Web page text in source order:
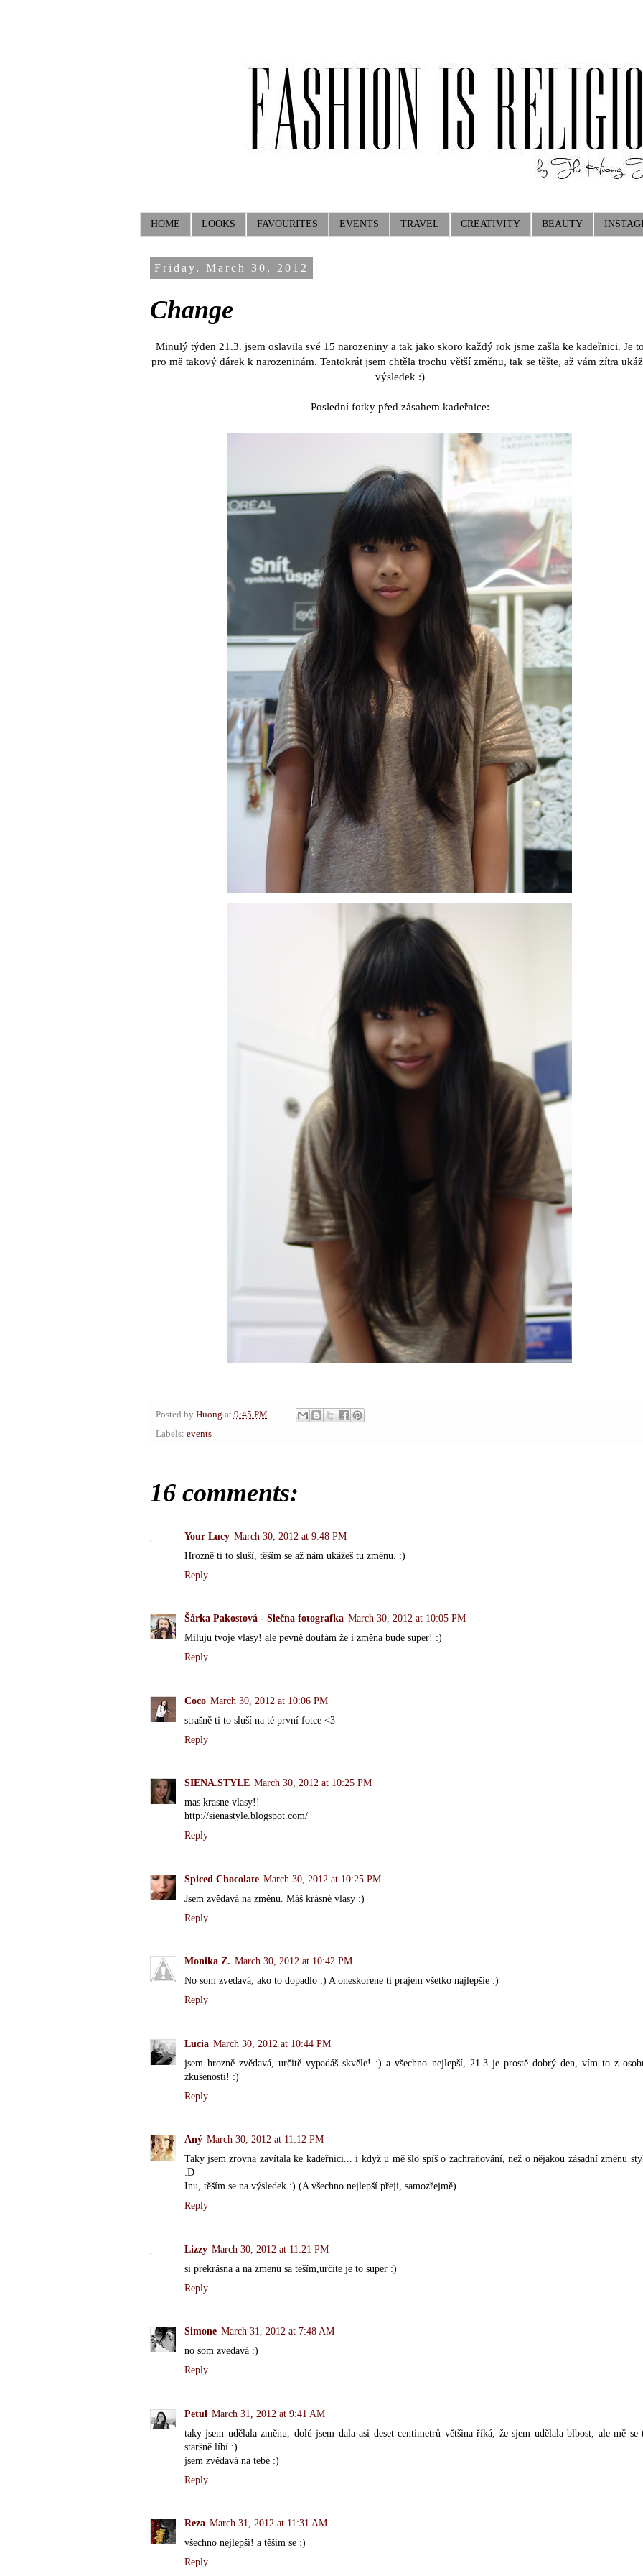
HOME LOOKS FAVOURITES EVENTS TRAVEL CREATIVITY BEAUTY
Friday, March 30, 2012
Change
Minulý týden 21.3. jsem oslavila své 15 narozeniny a tak jako skoro každý rok jsme zašla ke kadeřnici. Je
pro mě takový dárek k narozeninám. Tentokrát jsem chtěla trochu větší změnu, tak se těšte, až vám zítra
výsledek :)
Poslední fotky před zásahem kadeřnice:
Posted by Huong at 9:45 PM
Labels: events
16 comments:
Your Lucy March 30, 2012 at 9:48 PM
Hrozně ti to sluší, těším se až nám ukážeš tu změnu. :)
Reply
Šárka Pakostová - Slečna fotografka March 30, 2012 at 10:05 PM
Miluju tvoje vlasy! ale pevně doufám že i změna bude super! :)
Reply
Coco March 30, 2012 at 10:06 PM
strašně ti to sluší na té první fotce <3
Reply
SIENA.STYLE March 30, 2012 at 10:25 PM
mas krasne vlasy!!
http://sienastyle.blogspot.com/
Reply
Spiced Chocolate March 30, 2012 at 10:25 PM
Jsem zvědavá na změnu. Máš krásné vlasy :)
Reply
Monika Z. March 30, 2012 at 10:42 PM
No som zvedavá, ako to dopadlo :) A oneskorene ti prajem všetko najlepšie :)
Reply
Lucia March 30, 2012 at 10:44 PM
jsem hrozně zvědavá, určitě vypadáš skvěle! :) a všechno nejlepší, 21.3 je prostě dobrý den, vím to z
zkušenosti! :)
Reply
Aný March 30, 2012 at 11:12 PM
Taky jsem zrovna zavítala ke kadeřnici... i když u mě šlo spíš o zachraňování, než o nějakou zásadní změnu
:D
Inu, těším se na výsledek :) (A všechno nejlepší přeji, samozřejmě)
Reply
Lizzy March 30, 2012 at 11:21 PM
si prekrásna a na zmenu sa teším,určite je to super :)
Reply
Simone March 31, 2012 at 7:48 AM
no som zvedavá :)
Reply
Petul March 31, 2012 at 9:41 AM
taky jsem udělala změnu, dolů jsem dala asi deset centimetrů většina říká, že sjem udělala blbost, ale mě se
staršně líbí :)
jsem zvědavá na tebe :)
Reply
Reza March 31, 2012 at 11:31 AM
všechno nejlepší! a těšim se :)
Reply